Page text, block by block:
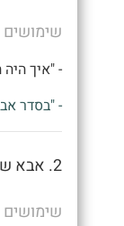
שימושים
- "איך היה
- "בסדר
2. אבא של מישהו
שימושים